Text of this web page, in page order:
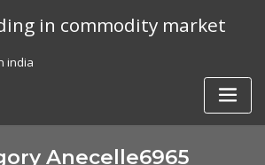
in commodity market
india
Anecelle6965